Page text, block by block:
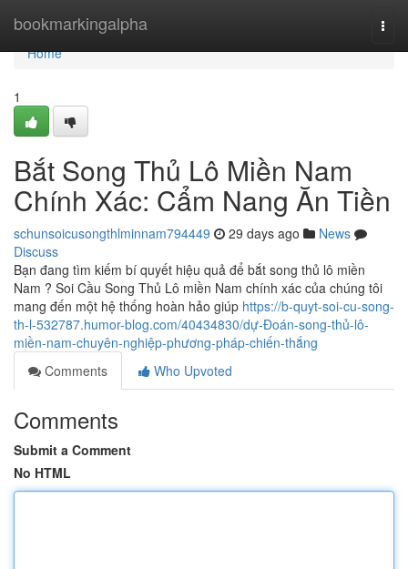
bookmarkingalpha
Home
Home
1
Bắt Song Thủ Lô Miền Nam
Chính Xác: Cẩm Nang Ăn Tiền
schunsoicusongthlminnam794449 29 days ago
News
Discuss
Bạn đang tìm kiếm bí quyết hiệu quả để bắt song thủ lô miền
Nam ? Soi Cầu Song Thủ Lô miền Nam chính xác của chúng tôi
mang đến một hệ thống hoàn hảo giúp https://b-quyt-soi-cu-song-
th-l-532787.humor-blog.com/40434830/dự-Đoán-song-thủ-lô-
miền-nam-chuyên-nghiệp-phương-pháp-chiến-thắng
Comments
Who Upvoted
Comments
Submit a Comment
No HTML